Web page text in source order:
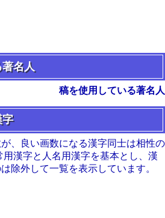
名人
稿を使用している著名人
字
、良い画数になる漢字同士は相性の
用漢字と人名用漢字を基本とし、漢
除外して一覧を表示しています。